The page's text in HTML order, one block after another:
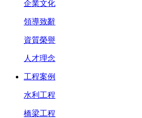
企業文化
領導致辭
資質榮譽
人才理念
工程案例
水利工程
橋梁工程